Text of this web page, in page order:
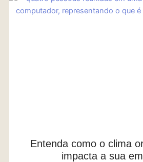
Entenda como o clima
impacta a sua